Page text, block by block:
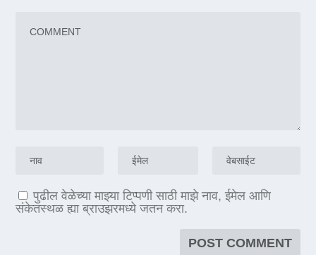
पुढील वेळेच्या माझ्या टिप्पणी साठी माझे नाव, ईमेल आणि
संकेतस्थळ ह्या ब्राउझरमध्ये जतन करा.